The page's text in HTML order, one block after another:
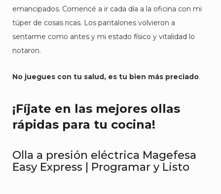
emancipados. Comencé a ir cada día a la oficina con mi
túper de cosas ricas. Los pantalones volvieron a
sentarme como antes y mi estado físico y vitalidad lo
notaron.
No juegues con tu salud, es tu bien más preciado.
¡Fíjate en las mejores ollas
rápidas para tu cocina!
Olla a presión eléctrica Magefesa
Easy Express | Programar y Listo